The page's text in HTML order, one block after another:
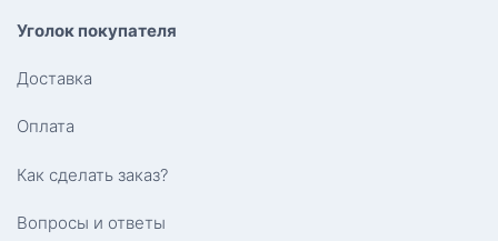
Уголок покупателя
Доставка
Оплата
Как сделать заказ?
Вопросы и ответы